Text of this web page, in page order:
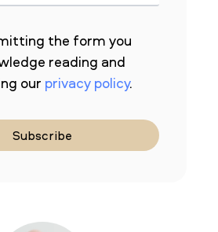
the form you
reading and
our privacy policy.